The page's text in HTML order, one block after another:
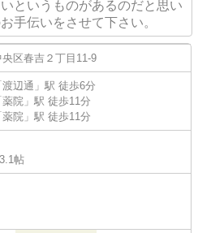
というものがあるのだと思い
手伝いをさせて下さい。
区春吉 ２丁目11-9
渡辺通 」駅 徒歩6分
薬院 」駅 徒歩11分
薬院 」駅 徒歩11分
帖